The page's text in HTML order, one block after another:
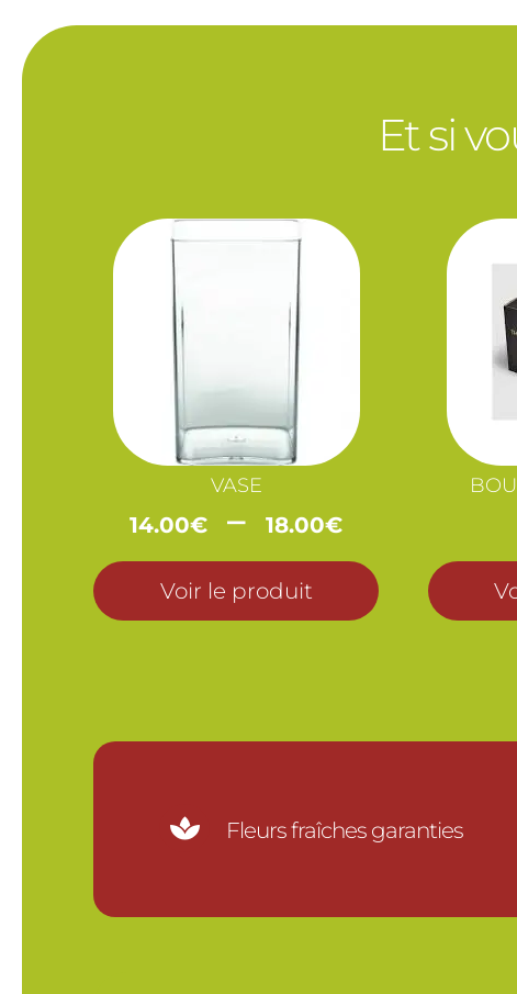
Et si
VASE
14.00€ – 18.00€Plage
de
prix :
14.00€
à
Voir le produit
 Fleurs fraîches garanties